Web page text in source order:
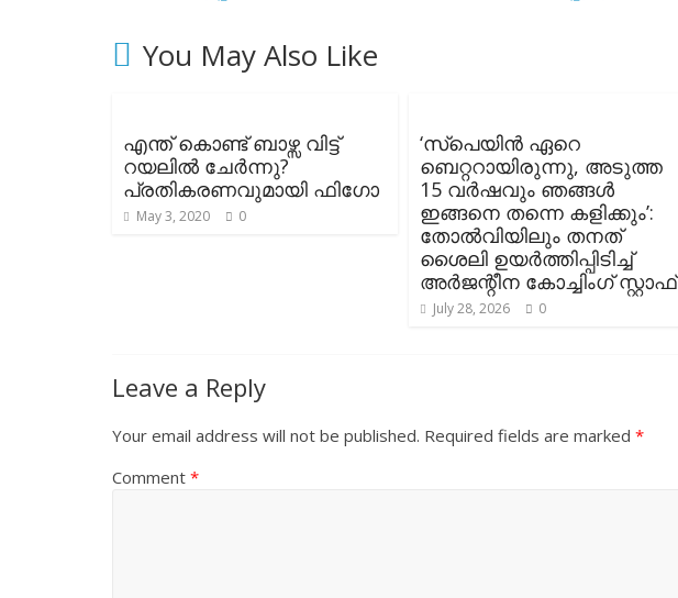
You May Also Like
എന്ത് കൊണ്ട് ബാഴ്സ വിട്ട്
റയലിൽ ചേർന്നു?
പ്രതികരണവുമായി ഫിഗോ
May 3, 2020 0
‘സ്പെയിൻ ഏറെ
ബെറ്ററായിരുന്നു, അടുത്ത
15 വർഷവും ഞങ്ങൾ
ഇങ്ങനെ തന്നെ കളിക്കും’:
തോൽവിയിലും തനത്
ശൈലി ഉയർത്തിപ്പിടിച്ച്
അർജന്റീന കോച്ചിംഗ് സ്റ്റാഫ്
July 28, 2026 0
Leave a Reply
Your email address will not be published. Required fields are marked *
Comment *